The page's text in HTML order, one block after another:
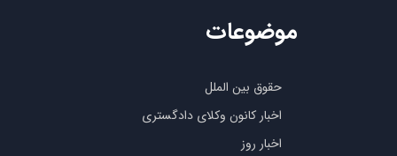
حقوق بین الملل
اخبار کانون وکلای دادگستری
اخبار روز
موضوعات